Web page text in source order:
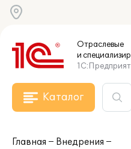
Отраслевые
и
Каталог
Главная
Внедрения